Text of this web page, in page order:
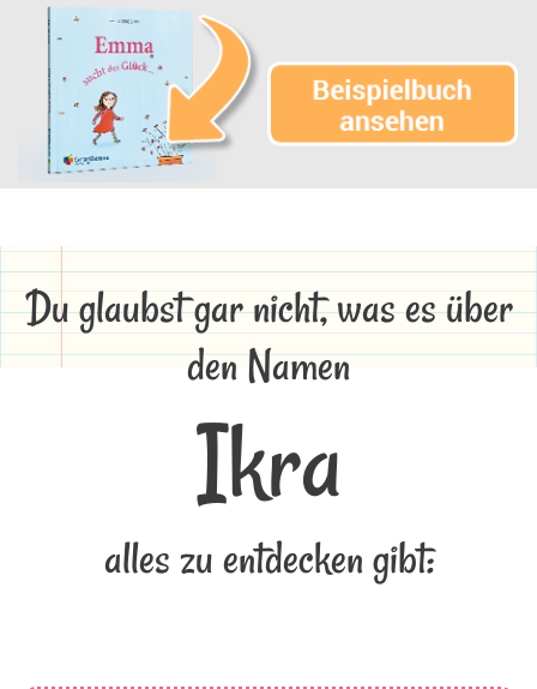
Du glaubst gar nicht, was es über
den Namen
Ikra
alles zu entdecken gibt: